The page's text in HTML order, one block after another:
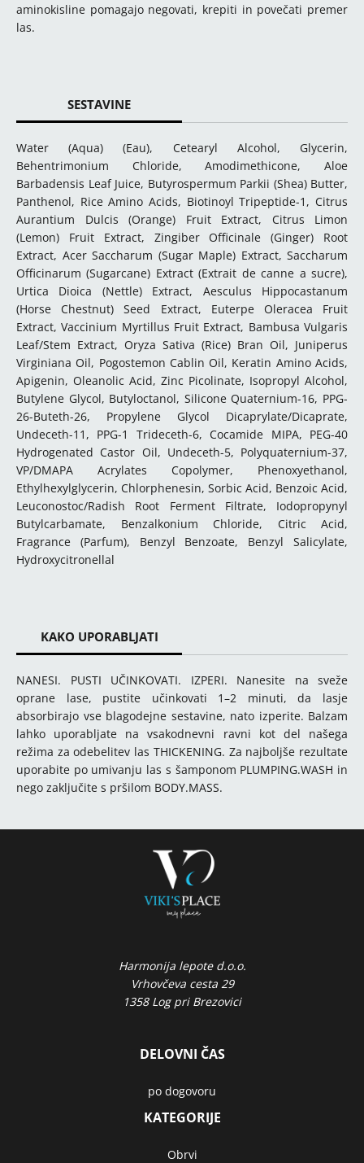
aminokisline pomagajo negovati, krepiti in povečati premer
las.
SESTAVINE
Water (Aqua) (Eau), Cetearyl Alcohol, Glycerin,
Behentrimonium Chloride, Amodimethicone, Aloe
Barbadensis Leaf Juice, Butyrospermum Parkii (Shea) Butter,
Panthenol, Rice Amino Acids, Biotinoyl Tripeptide-1, Citrus
Aurantium Dulcis (Orange) Fruit Extract, Citrus Limon
(Lemon) Fruit Extract, Zingiber Officinale (Ginger) Root
Extract, Acer Saccharum (Sugar Maple) Extract, Saccharum
Officinarum (Sugarcane) Extract (Extrait de canne a sucre),
Urtica Dioica (Nettle) Extract, Aesculus Hippocastanum
(Horse Chestnut) Seed Extract, Euterpe Oleracea Fruit
Extract, Vaccinium Myrtillus Fruit Extract, Bambusa Vulgaris
Leaf/Stem Extract, Oryza Sativa (Rice) Bran Oil, Juniperus
Virginiana Oil, Pogostemon Cablin Oil, Keratin Amino Acids,
Apigenin, Oleanolic Acid, Zinc Picolinate, Isopropyl Alcohol,
Butylene Glycol, Butyloctanol, Silicone Quaternium-16, PPG-
26-Buteth-26, Propylene Glycol Dicaprylate/Dicaprate,
Undeceth-11, PPG-1 Trideceth-6, Cocamide MIPA, PEG-40
Hydrogenated Castor Oil, Undeceth-5, Polyquaternium-37,
VP/DMAPA Acrylates Copolymer, Phenoxyethanol,
Ethylhexylglycerin, Chlorphenesin, Sorbic Acid, Benzoic Acid,
Leuconostoc/Radish Root Ferment Filtrate, Iodopropynyl
Butylcarbamate, Benzalkonium Chloride, Citric Acid,
Fragrance (Parfum), Benzyl Benzoate, Benzyl Salicylate,
Hydroxycitronellal
KAKO UPORABLJATI
NANESI. PUSTI UČINKOVATI. IZPERI. Nanesite na sveže
oprane lase, pustite učinkovati 1–2 minuti, da lasje
absorbirajo vse blagodejne sestavine, nato izperite. Balzam
lahko uporabljate na vsakodnevni ravni kot del našega
režima za odebelitev las THICKENING. Za najboljše rezultate
uporabite po umivanju las s šamponom PLUMPING.WASH in
nego zaključite s pršilom BODY.MASS.
Harmonija lepote d.o.o.
Vrhovčeva cesta 29
1358 Log pri Brezovici
DELOVNI ČAS
po dogovoru
KATEGORIJE
Obrvi